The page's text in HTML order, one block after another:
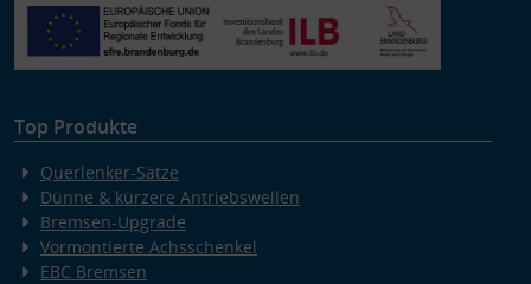
Top Produkte
Querlenker-Sätze
Dünne & kürzere Antriebswellen
Bremsen-Upgrade
Vormontierte Achsschenkel
EBC Bremsen